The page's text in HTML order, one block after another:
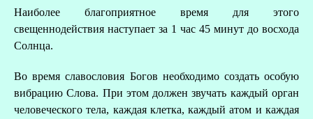
Наиболее благоприятное время для этого
свещеннодействия наступает за 1 час 45 минут до восхода
Солнца.
Во время славословия Богов необходимо создать особую
вибрацию Слова. При этом должен звучать каждый орган
человеческого тела, каждая клетка, каждый атом и каждая